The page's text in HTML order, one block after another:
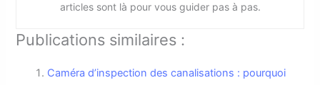
articles sont là pour vous guider pas à pas.
Publications similaires :
Caméra d’inspection des canalisations : pourquoi